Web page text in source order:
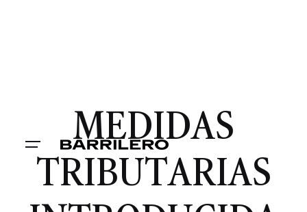
MEDIDAS
TRIBUTARIAS